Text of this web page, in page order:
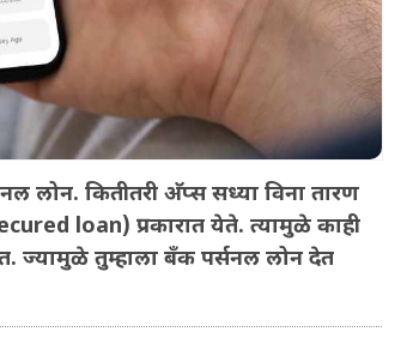
लोन. कितीतरी अ‍ॅप्स सध्या विना तारण
loan) प्रकारात येते. त्यामुळे काही
ज्यामुळे तुम्हाला बॅंक पर्सनल लोन देत